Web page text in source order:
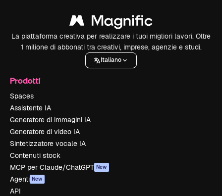
La piattaforma creativa per realizzare i tuoi migliori lavori. Oltre
1 milione di abbonati tra creativi, imprese, agenzie e studi.
Italiano
Prodotti
Spaces
Assistente IA
Generatore di immagini IA
Generatore di video IA
Sintetizzatore vocale IA
Contenuti stock
MCP per Claude/ChatGPT New
Agenti New
API